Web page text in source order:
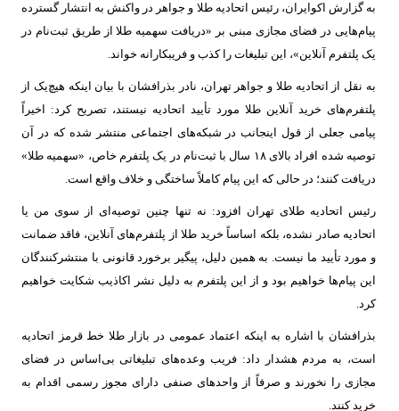
به گزارش اکوایران، رئیس اتحادیه طلا و جواهر در واکنش به انتشار گسترده
پیام‌هایی در فضای مجازی مبنی بر «دریافت سهمیه طلا از طریق ثبت‌نام در
یک پلتفرم آنلاین»، این تبلیغات را کذب و فریبکارانه خواند.
به نقل از اتحادیه طلا و جواهر تهران، نادر بذرافشان با بیان اینکه هیچ‌یک از
پلتفرم‌های خرید آنلاین طلا مورد تأیید اتحادیه نیستند، تصریح کرد: اخیراً
پیامی جعلی از قول اینجانب در شبکه‌های اجتماعی منتشر شده که در آن
توصیه شده افراد بالای ۱۸ سال با ثبت‌نام در یک پلتفرم خاص، «سهمیه طلا»
دریافت کنند؛ در حالی که این پیام کاملاً ساختگی و خلاف واقع است.
رئیس اتحادیه طلای تهران افزود: نه تنها چنین توصیه‌ای از سوی من یا
اتحادیه صادر نشده، بلکه اساساً خرید طلا از پلتفرم‌های آنلاین، فاقد ضمانت
و مورد تأیید ما نیست. به همین دلیل، پیگیر برخورد قانونی با منتشرکنندگان
این پیام‌ها خواهیم بود و از این پلتفرم به دلیل نشر اکاذیب شکایت خواهیم
کرد.
بذرافشان با اشاره به اینکه اعتماد عمومی در بازار طلا خط قرمز اتحادیه
است، به مردم هشدار داد: فریب وعده‌های تبلیغاتی بی‌اساس در فضای
مجازی را نخورند و صرفاً از واحدهای صنفی دارای مجوز رسمی اقدام به
خرید کنند.